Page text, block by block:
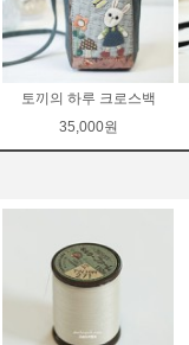
토끼의 하루 크로스백
35,000원